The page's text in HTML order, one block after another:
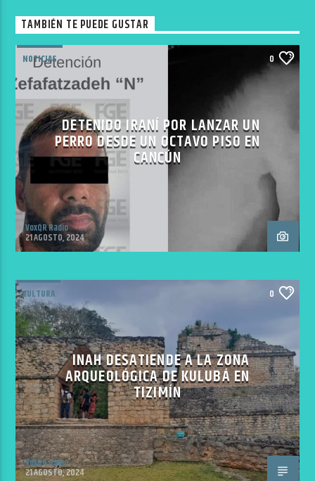
TAMBIÉN TE PUEDE GUSTAR
NOTICIAS 0
DETENIDO IRANÍ POR LANZAR UN
PERRO DESDE UN OCTAVO PISO EN
CANCÚN
VoxQR Radio
21 AGOSTO, 2024
CULTURA 0
INAH DESATIENDE A LA ZONA
ARQUEOLÓGICA DE KULUBÁ EN
TIZIMÍN
VoxQR Radio
21 AGOSTO, 2024